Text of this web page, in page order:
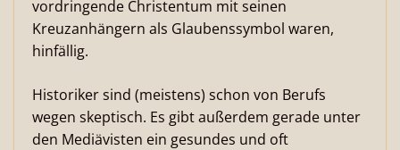
vordringende Christentum mit seinen
Kreuzanhängern als Glaubenssymbol waren,
hinfällig.
Historiker sind (meistens) schon von Berufs
wegen skeptisch. Es gibt außerdem gerade unter
den Mediävisten ein gesundes und oft